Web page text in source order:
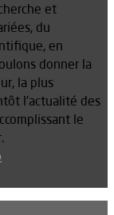
et
du
en
donner la
la plus
l’actualité des
le